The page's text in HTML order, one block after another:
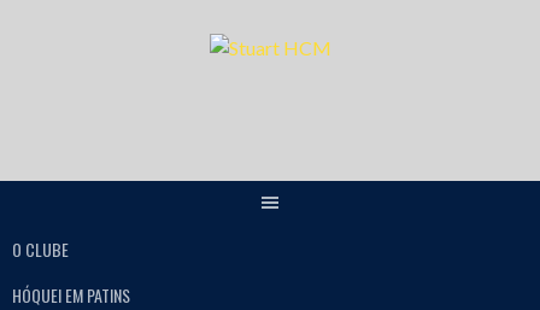
O CLUBE
HÓQUEI EM PATINS